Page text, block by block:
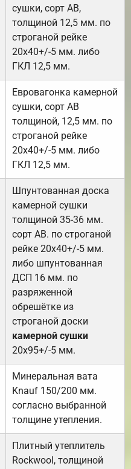
сушки, сорт АВ,
толщиной 12,5 мм. по
строганой рейке
20х40+/-5 мм. либо
ГКЛ 12,5 мм.
Евровагонка камерной
сушки, сорт АВ
толщиной, 12,5 мм. по
строганой рейке
20х40+/-5 мм. либо
ГКЛ 12,5 мм.
Шпунтованная доска
камерной сушки
толщиной 35-36 мм.
сорт АВ. по строганой
рейке 20х40+/-5 мм.
либо шпунтованная
ДСП 16 мм. по
разряженной
обрешётке из
строганой доски
камерной сушки
20х95+/-5 мм.
Минеральная вата
Knauf 150/200 мм.
согласно выбранной
толщине утепления.
Плитный утеплитель
Rockwool, толщиной